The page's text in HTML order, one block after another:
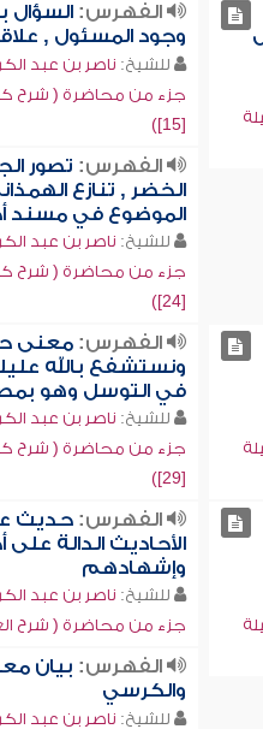
الفهرس:
وجود المسئول ,
للشيخ: ناصر بن عبد
جزء من محاضرة ( شرح
[15])
الفهرس: تصور
الخضر , تنازع
الموضوع في مسند
للشيخ: ناصر بن عبد
جزء من محاضرة ( شرح
[24])
الفهرس: معنى
ونستشفع بالله
في التوسل وهو
للشيخ: ناصر بن عبد
جزء من محاضرة ( شرح
[29])
الفهرس: حديث
الأحاديث الدالة
وإشهادهم
للشيخ: ناصر بن عبد
جزء من محاضرة ( شرح
الفهرس: بيان
والكرسي
للشيخ: ناصر بن عبد